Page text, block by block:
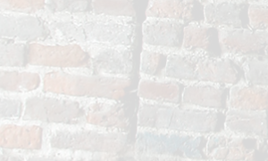
CROISSANTS
STOKBROOD
OPEN VLAAI
SEIZOEN VLAAI
GÂTEAUX